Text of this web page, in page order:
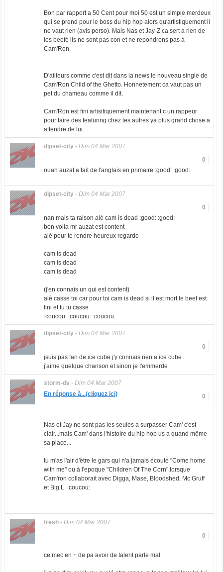
Bon par rapport a 50 Cent pour moi 50 est un simple merdeux
qui se prend pour le boss du hip hop alors qu'artistiquement il
ne vaut rien (avis perso). Mais Nas et Jay-Z ca sert a rien de
les beefé ils ne sont pas con et ne repondrons pas à
Cam'Ron.
D'ailleurs comme c'est dit dans la news le nouveau single de
Cam'Ron Child of the Ghetto. Honnetement ca vaut pas un
pet du chameau comme il dit.
Cam'Ron est fini artisitiquement maintenant c un rappeur
pour faire des featuring chez les autres ya plus grand chose a
attendre de lui.
dipset-city- Dim 04 Mar 2007
0
ouah auzat a fait de l'anglais en primaire :good: :good:
dipset-city- Dim 04 Mar 2007
0
nan mais ta raison alé cam is dead :good: :good:
bon voila mr auzat est content
alé pour te rendre heureux regarde
cam is dead
cam is dead
cam is dead
(j'en connais un qui est content)
alé casse toi car pour toi cam is dead si il est mort le beef est
fini et tu tu casse
:coucou: :coucou: :coucou:
dipset-city- Dim 04 Mar 2007
0
jsuis pas fan de ice cube j'y connais rien a ice cube
j'aime quelque chanson et sinon je t'emmerde
storm-dv- Dim 04 Mar 2007
0
En réponse à...(cliquez ici)
Nas et Jay ne sont pas les seules a surpasser Cam' c'est
clair...mais Cam' dans l'histoire du hip hop us a quand même
sa place...
tu m'as l'air d'être le gars qui n'a jamais écouté "Come home
with me" ou à l'epoque "Children Of The Corn",lorsque
Cam'ron collaborait avec Digga, Mase, Bloodshed, Mc Gruff
et Big L. :coucou:
fresh- Dim 04 Mar 2007
0
ce mec en + de pa avoir de talent parle mal.